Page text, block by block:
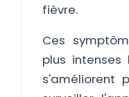
fièvre.
Ces
plus intenses
s'améliorent